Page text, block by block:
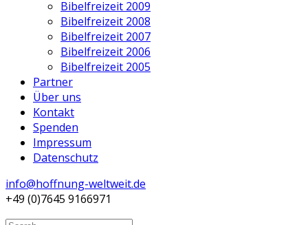
Bibelfreizeit 2009
Bibelfreizeit 2008
Bibelfreizeit 2007
Bibelfreizeit 2006
Bibelfreizeit 2005
Partner
Über uns
Kontakt
Spenden
Impressum
Datenschutz
info@hoffnung-weltweit.de
+49 (0)7645 9166971